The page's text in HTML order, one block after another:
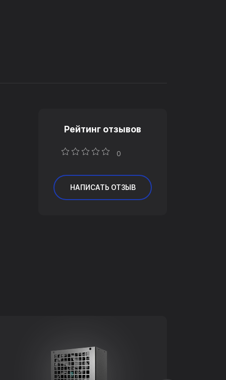
Рейтинг отзывов
0
НАПИСАТЬ ОТЗЫВ